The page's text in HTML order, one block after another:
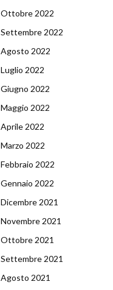
Ottobre 2022
Settembre 2022
Agosto 2022
Luglio 2022
Giugno 2022
Maggio 2022
Aprile 2022
Marzo 2022
Febbraio 2022
Gennaio 2022
Dicembre 2021
Novembre 2021
Ottobre 2021
Settembre 2021
Agosto 2021